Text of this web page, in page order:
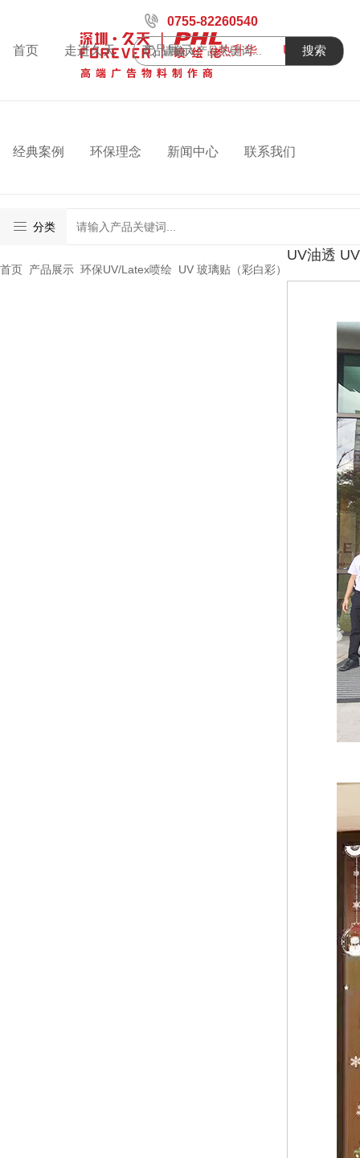
首页 走进久天 产品展示 热升华 UV喷绘
经典案例 环保理念 新闻中心 联系我们
0755-82260540
搜索
分类
首页 产品展示 环保UV/Latex喷绘 UV 玻璃贴（彩白彩）
UV油透